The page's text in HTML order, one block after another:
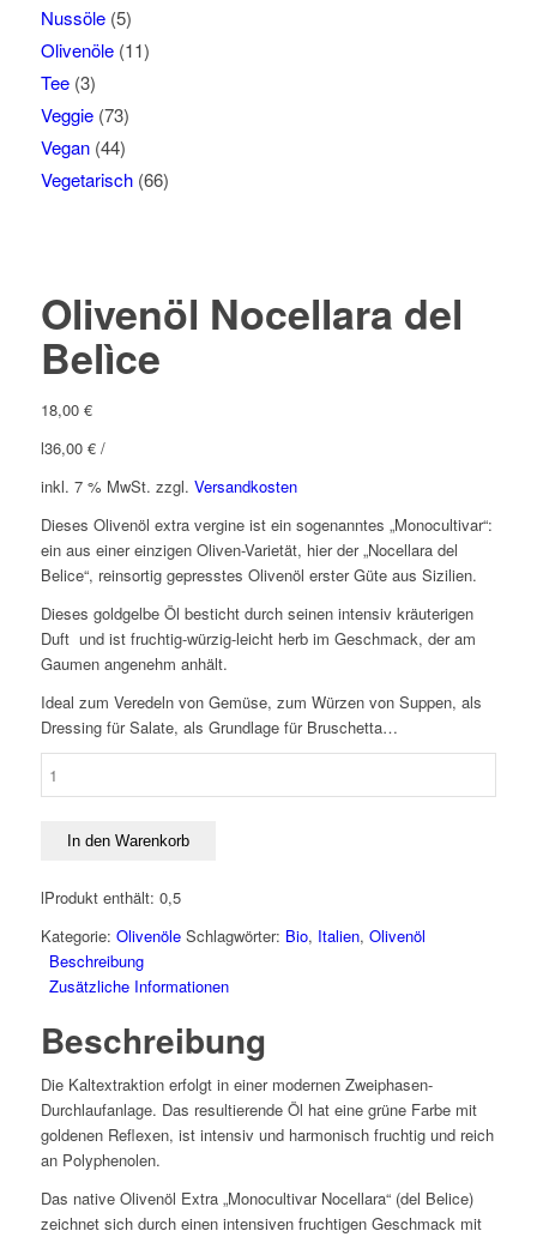
Nussöle (5)
Olivenöle (11)
Tee (3)
Veggie (73)
Vegan (44)
Vegetarisch (66)
Olivenöl Nocellara del
Belìce
18,00 €
36,00 €/
l
inkl. 7 % MwSt. zzgl. Versandkosten
Dieses Olivenöl extra vergine ist ein sogenanntes „Monocultivar“:
ein aus einer einzigen Oliven-Varietät, hier der „Nocellara del
Belice“, reinsortig gepresstes Olivenöl erster Güte aus Sizilien.
Dieses goldgelbe Öl besticht durch seinen intensiv kräuterigen
Duft und ist fruchtig-würzig-leicht herb im Geschmack, der am
Gaumen angenehm anhält.
Ideal zum Veredeln von Gemüse, zum Würzen von Suppen, als
Dressing für Salate, als Grundlage für Bruschetta…
BelìceIn den Warenkorb
Produkt enthält: 0,5
l
Kategorie: Olivenöle Schlagwörter: Bio, Italien, Olivenöl
Beschreibung
Zusätzliche Informationen
Beschreibung
Die Kaltextraktion erfolgt in einer modernen Zweiphasen-
Durchlaufanlage. Das resultierende Öl hat eine grüne Farbe mit
goldenen Reflexen, ist intensiv und harmonisch fruchtig und reich
an Polyphenolen.
Das native Olivenöl Extra „Monocultivar Nocellara“ (del Belice)
zeichnet sich durch einen intensiven fruchtigen Geschmack mit